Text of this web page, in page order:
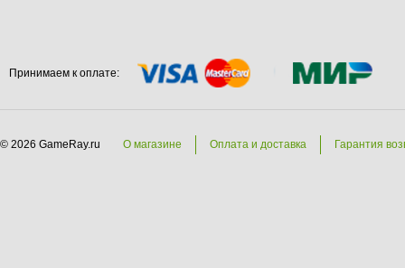
Принимаем к оплате:
© 2026 GameRay.ru О магазине Оплата и доставка Гарантия